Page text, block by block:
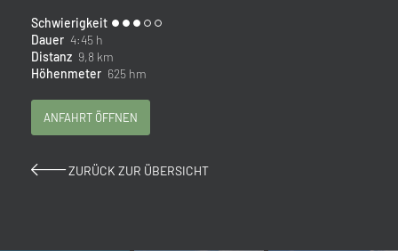
Schwierigkeit
Dauer 4:45 h
Distanz 9,8 km
Höhenmeter 625 hm
ANFAHRT ÖFFNEN
ZURÜCK ZUR ÜBERSICHT